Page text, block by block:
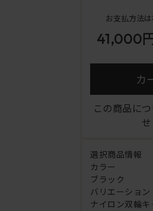
お支払方法
41,000
カ
この商品に
選択商品情報
カラー
ブラック
バリエーション
ナイロン双輪キ